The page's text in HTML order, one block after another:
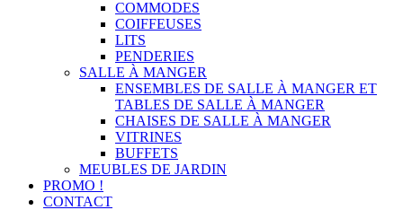
COMMODES
COIFFEUSES
LITS
PENDERIES
SALLE À MANGER
ENSEMBLES DE SALLE À MANGER ET
TABLES DE SALLE À MANGER
CHAISES DE SALLE À MANGER
VITRINES
BUFFETS
MEUBLES DE JARDIN
PROMO !
CONTACT